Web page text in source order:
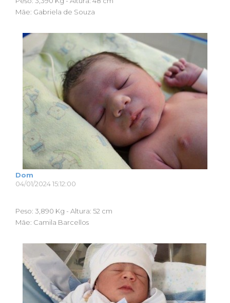
Mãe: Gabriela de Souza
Dom
04/01/2024 15:12:00
Peso: 3,890 Kg - Altura: 52 cm
Mãe: Camila Barcellos